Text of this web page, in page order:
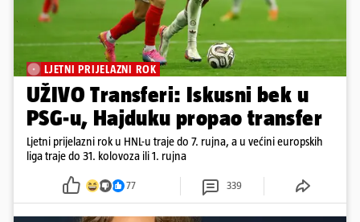
LJETNI PRIJELAZNI ROK
UŽIVO Transferi: Iskusni bek u
PSG-u, Hajduku propao transfer
Ljetni prijelazni rok u HNL-u traje do 7. rujna, a u većini europskih
liga traje do 31. kolovoza ili 1. rujna
77 339